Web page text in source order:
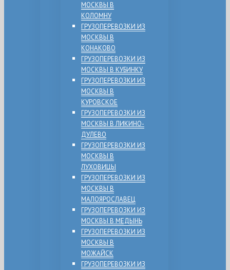
МОСКВЫ В
КОЛОМНУ
ГРУЗОПЕРЕВОЗКИ ИЗ
МОСКВЫ В
КОНАКОВО
ГРУЗОПЕРЕВОЗКИ ИЗ
МОСКВЫ В КУБИНКУ
ГРУЗОПЕРЕВОЗКИ ИЗ
МОСКВЫ В
КУРОВСКОЕ
ГРУЗОПЕРЕВОЗКИ ИЗ
МОСКВЫ В ЛИКИНО-
ДУЛЕВО
ГРУЗОПЕРЕВОЗКИ ИЗ
МОСКВЫ В
ЛУХОВИЦЫ
ГРУЗОПЕРЕВОЗКИ ИЗ
МОСКВЫ В
МАЛОЯРОСЛАВЕЦ
ГРУЗОПЕРЕВОЗКИ ИЗ
МОСКВЫ В МЕДЫНЬ
ГРУЗОПЕРЕВОЗКИ ИЗ
МОСКВЫ В
МОЖАЙСК
ГРУЗОПЕРЕВОЗКИ ИЗ